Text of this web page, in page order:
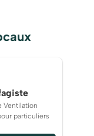
Ventilation
particuliers